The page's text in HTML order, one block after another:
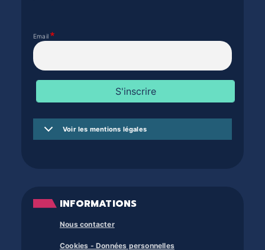
Email
Voir les mentions légales
INFORMATIONS
Nous contacter
Cookies - Données personnelles